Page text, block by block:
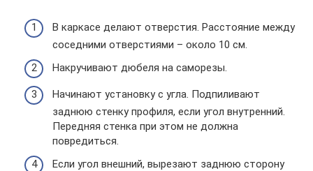
В каркасе делают отверстия. Расстояние между
соседними отверстиями – около 10 см.
Накручивают дюбеля на саморезы.
Начинают установку с угла. Подпиливают
заднюю стенку профиля, если угол внутренний.
Передняя стенка при этом не должна
повредиться.
Если угол внешний, вырезают заднюю сторону